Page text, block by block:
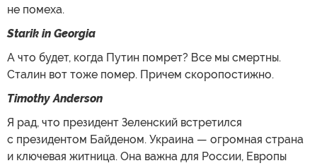
не помеха.
Starik in Georgia
А что будет, когда Путин помрет? Все мы смертны.
Сталин вот тоже помер. Причем скоропостижно.
Timothy Anderson
Я рад, что президент Зеленский встретился
с президентом Байденом. Украина — огромная страна
и ключевая житница. Она важна для России, Европы